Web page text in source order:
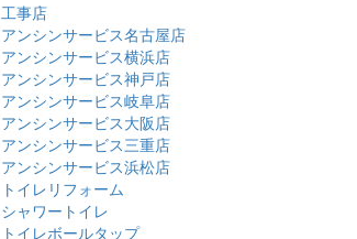
工事店
アンシンサービス名古屋店
アンシンサービス横浜店
アンシンサービス神戸店
アンシンサービス岐阜店
アンシンサービス大阪店
アンシンサービス三重店
アンシンサービス浜松店
トイレリフォーム
シャワートイレ
トイレボールタップ